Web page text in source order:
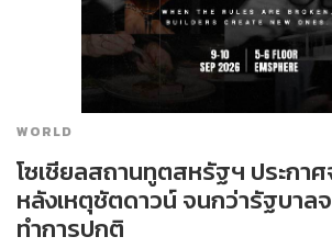
WORLD
โซเชียลสถานทูตสหรัฐฯ ประกา
หลังเหตุชัตดาวน์ จนกว่ารัฐบาล
ทำการปกติ